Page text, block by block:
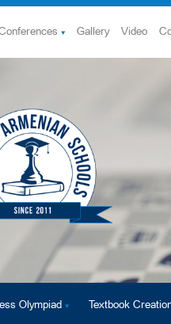
Video
Gallery
Textbook
Olympiad